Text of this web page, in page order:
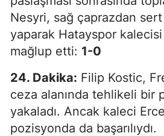
Nesyri, sağ çaprazdan
yaparak Hatayspor kalecisi
mağlup etti: 1-0
24. Dakika: Filip Kostic,
ceza alanında tehlikeli bir
yakaladı. Ancak kaleci
pozisyonda da başarılıydı.